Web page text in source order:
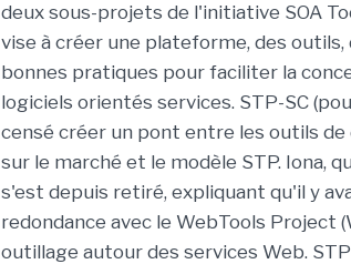
deux sous-projets de l'initiative SOA
vise à créer une plateforme, des
bonnes pratiques pour faciliter la
logiciels orientés services. STP-SC
censé créer un pont entre les outils
sur le marché et le modèle STP. Iona,
s'est depuis retiré, expliquant qu'il y
redondance avec le WebTools Project
outillage autour des services Web.